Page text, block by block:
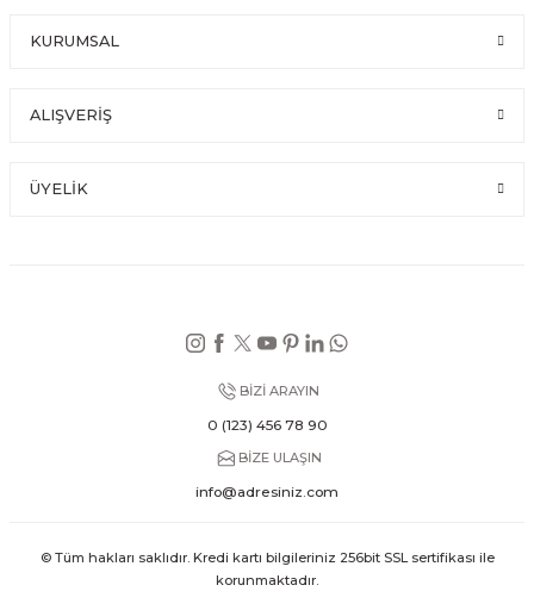
KURUMSAL
ALIŞVERİŞ
ÜYELİK
BİZİ ARAYIN
0 (123) 456 78 90
BİZE ULAŞIN
info@adresiniz.com
© Tüm hakları saklıdır. Kredi kartı bilgileriniz 256bit SSL sertifikası ile
korunmaktadır.